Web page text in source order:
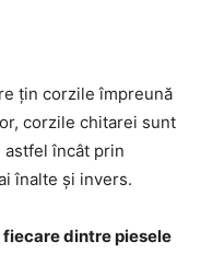
țin corzile împreună
corzile chitarei sunt
încât prin
înalte și invers.
dintre piesele